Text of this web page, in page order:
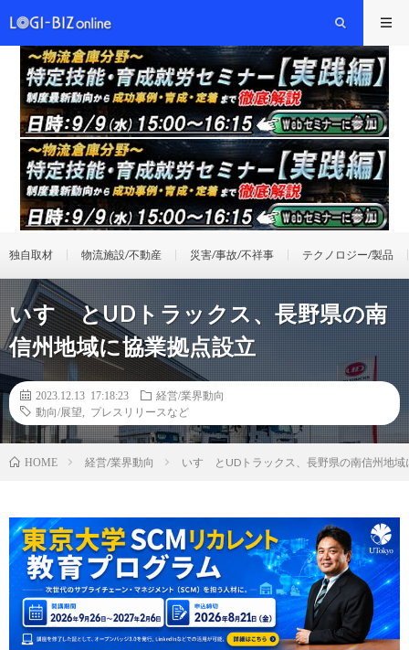
独自取材 物流施設/不動産 災害/事故/不祥事 テクノロジー/製品
いすゞとUDトラックス、⾧野県の南
信州地域に協業拠点設立
2023.12.13 17:18:23
経営/業界動向
動向/展望
プレスリリースなど
HOME 経営/業界動向 いすゞとUDトラックス、⾧野県の南信州地